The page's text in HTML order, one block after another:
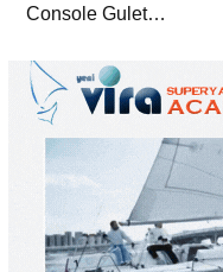
Console Gulet